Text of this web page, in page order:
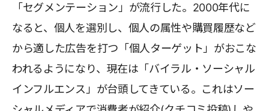
「セグメンテーション」が流行した。2000年代に
なると、個人を選別し、個人の属性や購買履歴など
から適した広告を打つ「個人ターゲット」がおこな
われるようになり、現在は「バイラル・ソーシャル
インフルエンス」が台頭してきている。これはソー